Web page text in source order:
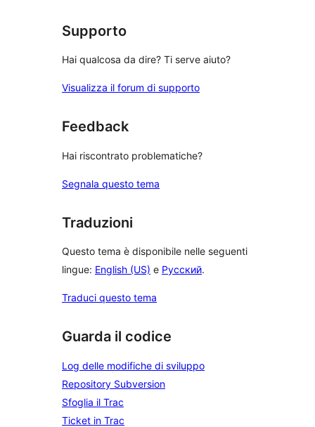
Supporto
Hai qualcosa da dire? Ti serve aiuto?
Visualizza il forum di supporto
Feedback
Hai riscontrato problematiche?
Segnala questo tema
Traduzioni
Questo tema è disponibile nelle seguenti
lingue: English (US) e Русский.
Traduci questo tema
Guarda il codice
Log delle modifiche di sviluppo
Repository Subversion
Sfoglia il Trac
Ticket in Trac